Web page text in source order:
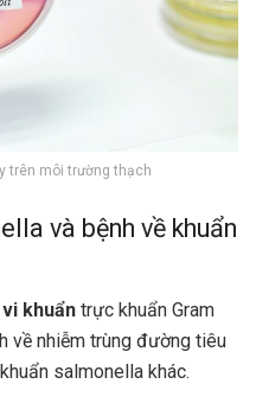
trên môi trường thạch
và bệnh về khuẩn
vi khuẩn trực khuẩn Gram
về nhiễm trùng đường tiêu
salmonella khác.